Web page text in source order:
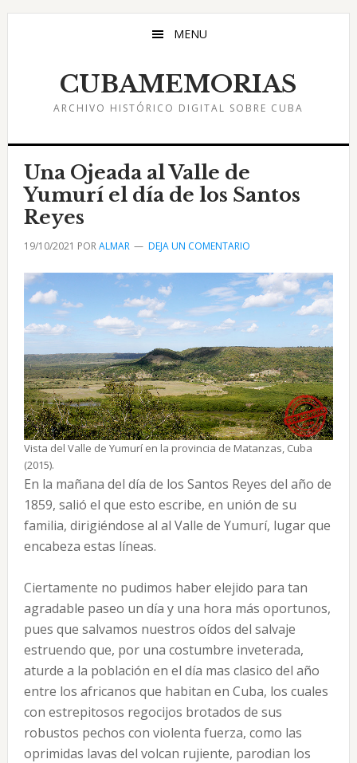
Saltar
Saltar
Saltar
MENU
CUBAMEMORIAS
ARCHIVO HISTÓRICO DIGITAL SOBRE CUBA
Una Ojeada al Valle de
Yumurí el día de los Santos
Reyes
19/10/2021 PORALMAR DEJA UN COMENTARIO
Vista del Valle de Yumurí en la provincia de Matanzas, Cuba
(2015).
En la mañana del día de los Santos Reyes del año de
1859, salió el que esto escribe, en unión de su
familia, dirigiéndose al al Valle de Yumurí, lugar que
encabeza estas líneas.
Ciertamente no pudimos haber elejido para tan
agradable paseo un día y una hora más oportunos,
pues que salvamos nuestros oídos del salvaje
estruendo que, por una costumbre inveterada,
aturde a la población en el día mas clasico del año
entre los africanos que habitan en Cuba, los cuales
con estrepitosos regocijos brotados de sus
robustos pechos con violenta fuerza, como las
oprimidas lavas del volcan rujiente, parodian los